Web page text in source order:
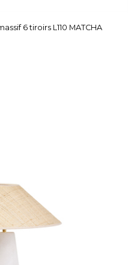
6 tiroirs L110 MATCHA